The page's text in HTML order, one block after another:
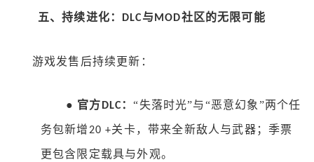
五、持续进化： DLC与MOD社区的无限可能
游戏发售后持续更新：
● 官方 DLC ：“失落时光”与“恶意幻象”两个任
务包新增20 +关卡，带来全新敌人与武器；季票
更包含限定载具与外观。